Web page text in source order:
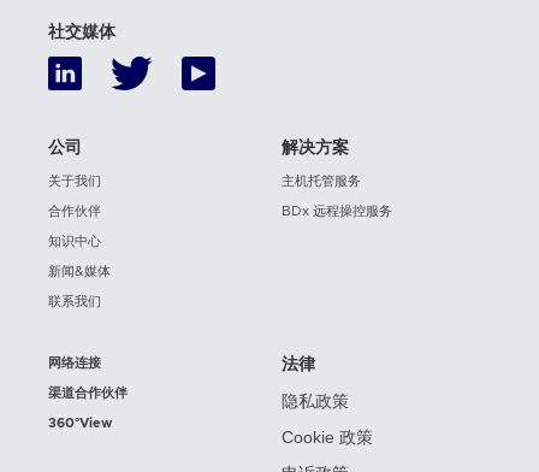
公司
关于我们
合作伙伴
知识中心
新闻&媒体
联系我们
解决方案
主机托管服务
BDx 远程操控服务
网络连接
渠道合作伙伴
360°View
法律
隐私政策
Cookie 政策
社交媒体